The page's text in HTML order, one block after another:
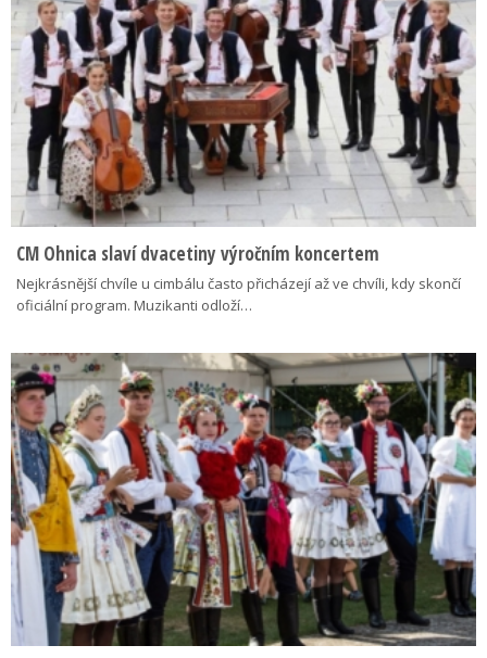
CM Ohnica slaví dvacetiny výročním koncertem
Nejkrásnější chvíle u cimbálu často přicházejí až ve chvíli, kdy skončí
oficiální program. Muzikanti odloží…